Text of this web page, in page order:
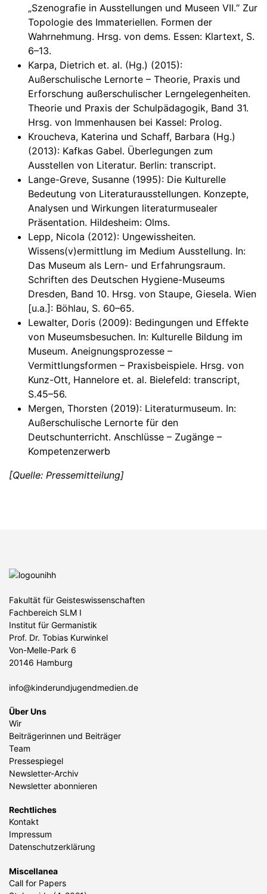
„Szenografie in Ausstellungen und Museen VII.“ Zur
Topologie des Immateriellen. Formen der
Wahrnehmung. Hrsg. von dems. Essen: Klartext, S.
6–13.
Karpa, Dietrich et. al. (Hg.) (2015):
Außerschulische Lernorte – Theorie, Praxis und
Erforschung außerschulischer Lerngelegenheiten.
Theorie und Praxis der Schulpädagogik, Band 31.
Hrsg. von Immenhausen bei Kassel: Prolog.
Kroucheva, Katerina und Schaff, Barbara (Hg.)
(2013): Kafkas Gabel. Überlegungen zum
Ausstellen von Literatur. Berlin: transcript.
Lange-Greve, Susanne (1995): Die Kulturelle
Bedeutung von Literaturausstellungen. Konzepte,
Analysen und Wirkungen literaturmusealer
Präsentation. Hildesheim: Olms.
Lepp, Nicola (2012): Ungewissheiten.
Wissens(v)ermittlung im Medium Ausstellung. In:
Das Museum als Lern- und Erfahrungsraum.
Schriften des Deutschen Hygiene-Museums
Dresden, Band 10. Hrsg. von Staupe, Giesela. Wien
[u.a.]: Böhlau, S. 60–65.
Lewalter, Doris (2009): Bedingungen und Effekte
von Museumsbesuchen. In: Kulturelle Bildung im
Museum. Aneignungsprozesse –
Vermittlungsformen – Praxisbeispiele. Hrsg. von
Kunz-Ott, Hannelore et. al. Bielefeld: transcript,
S.45–56.
Mergen, Thorsten (2019): Literaturmuseum. In:
Außerschulische Lernorte für den
Deutschunterricht. Anschlüsse – Zugänge –
Kompetenzerwerb
[Quelle: Pressemitteilung]
Fakultät für Geisteswissenschaften
Fachbereich SLM I
Institut für Germanistik
Prof. Dr. Tobias Kurwinkel
Von-Melle-Park 6
20146 Hamburg
info@kinderundjugendmedien.de
Über Uns
Wir
Beiträgerinnen und Beiträger
Team
Pressespiegel
Newsletter-Archiv
Newsletter abonnieren
Rechtliches
Kontakt
Impressum
Datenschutzerklärung
Miscellanea
Call for Papers